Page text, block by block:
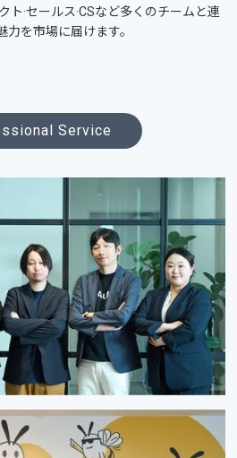
ト·セールス·CSなど多くのチームと連
を市場に届けます。
Service